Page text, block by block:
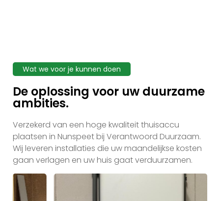
Wat we voor je kunnen doen
De oplossing voor uw duurzame
ambities.
Verzekerd van een hoge kwaliteit thuisaccu
plaatsen in Nunspeet bij Verantwoord Duurzaam.
Wij leveren installaties die uw maandelijkse kosten
gaan verlagen en uw huis gaat verduurzamen.